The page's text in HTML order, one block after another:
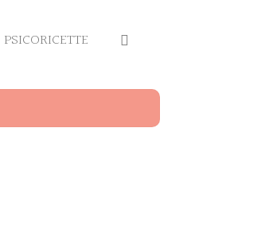
PSICORICETTE